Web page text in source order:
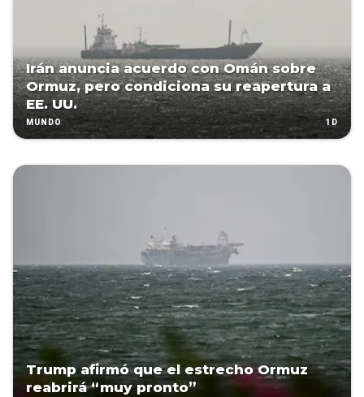
Irán anuncia acuerdo con Omán sobre
Ormuz, pero condiciona su reapertura a
EE. UU.
MUNDO 1D
Trump afirmó que el estrecho Ormuz
reabrirá “muy pronto”